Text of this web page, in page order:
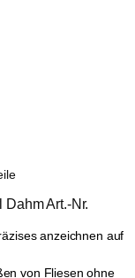
Dahm Art.-Nr.